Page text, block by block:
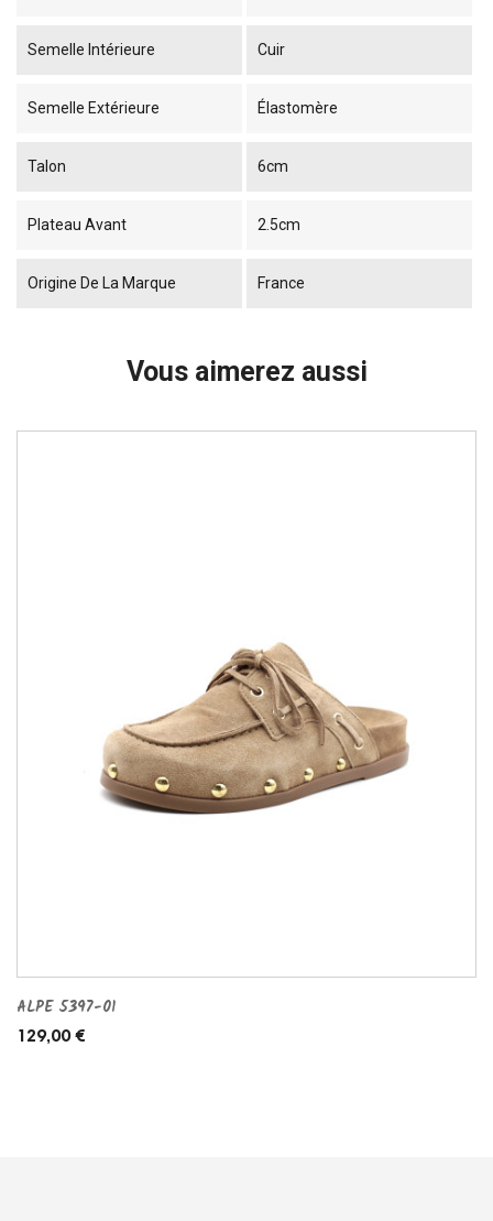
Semelle Intérieure Cuir
Semelle Extérieure Élastomère
Talon 6cm
Plateau Avant 2.5cm
Origine De La Marque France
Vous aimerez aussi
ALPE 5397-01
129,00 €